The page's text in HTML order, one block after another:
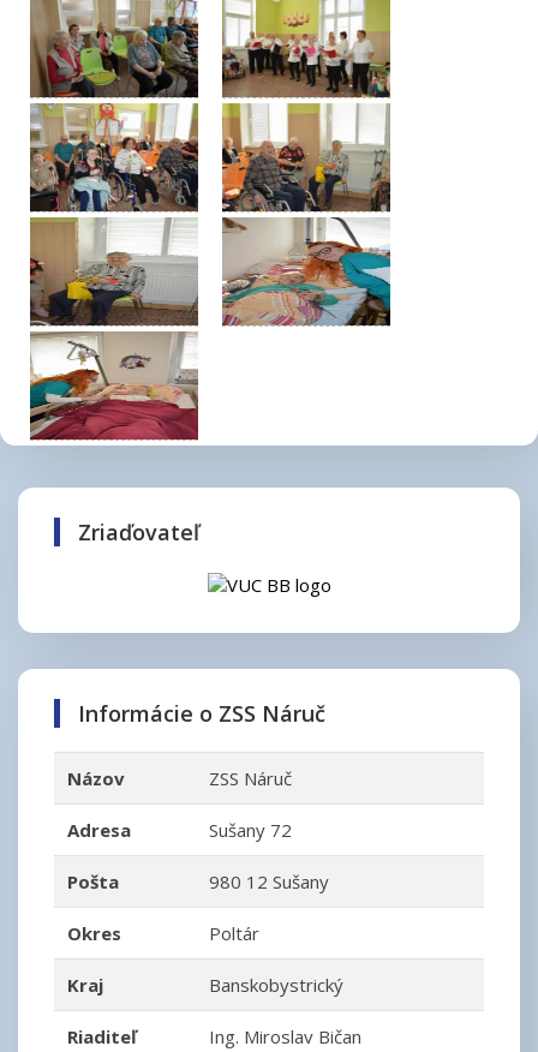
Zriaďovateľ
Informácie o ZSS Náruč
Názov ZSS Náruč
Adresa Sušany 72
Pošta 980 12 Sušany
Okres Poltár
Kraj Banskobystrický
Riaditeľ Ing. Miroslav Bičan